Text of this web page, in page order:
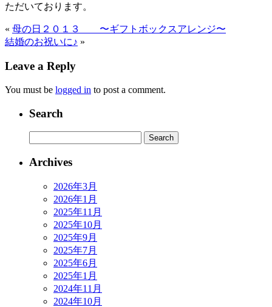
ただいております。
« 母の日２０１３ 〜ギフトボックスアレンジ〜
結婚のお祝いに♪ »
Leave a Reply
You must be logged in to post a comment.
Search
Archives
2026年3月
2026年1月
2025年11月
2025年10月
2025年9月
2025年7月
2025年6月
2025年1月
2024年11月
2024年10月